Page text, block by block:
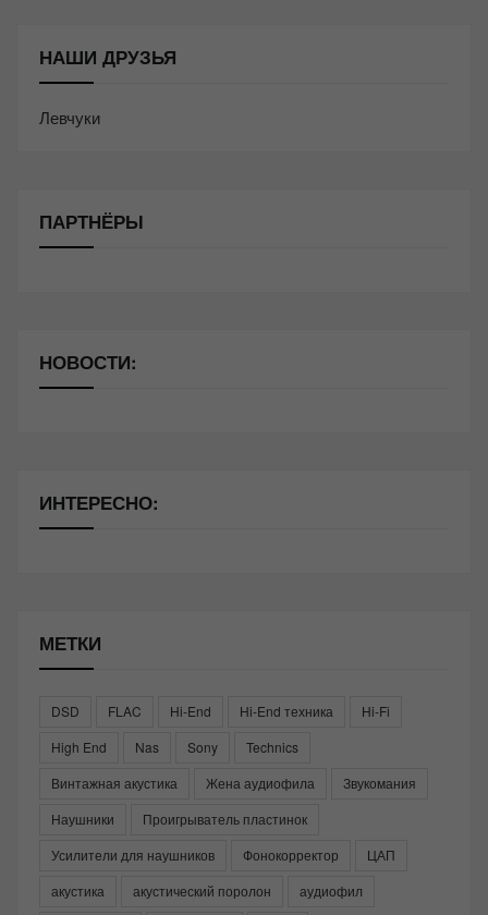
НАШИ ДРУЗЬЯ
Левчуки
ПАРТНЁРЫ
НОВОСТИ:
ИНТЕРЕСНО:
МЕТКИ
DSD FLAC Hi-End Hi-End техника
Hi-Fi
High End
Nas Sony
Technics
Винтажная акустика
Жена аудиофила
Звукомания
Наушники
Проигрыватель пластинок
Усилители для наушников
Фонокорректор
ЦАП
акустика
акустический поролон
аудиофил